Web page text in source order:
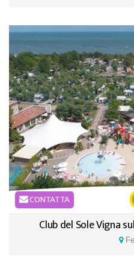
CONTATTA
Club del Sole Vigna